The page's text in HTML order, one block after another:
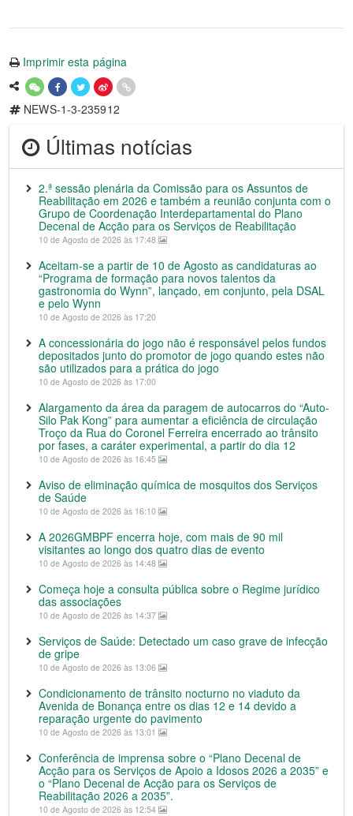
Imprimir esta página
NEWS-1-3-235912
Últimas notícias
2.ª sessão plenária da Comissão para os Assuntos de
Reabilitação em 2026 e também a reunião conjunta com o
Grupo de Coordenação Interdepartamental do Plano
Decenal de Acção para os Serviços de Reabilitação
10 de Agosto de 2026 às 17:48
Aceitam-se a partir de 10 de Agosto as candidaturas ao
“Programa de formação para novos talentos da
gastronomia do Wynn”, lançado, em conjunto, pela DSAL
e pelo Wynn
10 de Agosto de 2026 às 17:20
A concessionária do jogo não é responsável pelos fundos
depositados junto do promotor de jogo quando estes não
são utilizados para a prática do jogo
10 de Agosto de 2026 às 17:00
Alargamento da área da paragem de autocarros do “Auto-
Silo Pak Kong” para aumentar a eficiência de circulação
Troço da Rua do Coronel Ferreira encerrado ao trânsito
por fases, a caráter experimental, a partir do dia 12
10 de Agosto de 2026 às 16:45
Aviso de eliminação química de mosquitos dos Serviços
de Saúde
10 de Agosto de 2026 às 16:10
A 2026GMBPF encerra hoje, com mais de 90 mil
visitantes ao longo dos quatro dias de evento
10 de Agosto de 2026 às 14:48
Começa hoje a consulta pública sobre o Regime jurídico
das associações
10 de Agosto de 2026 às 14:37
Serviços de Saúde: Detectado um caso grave de infecção
de gripe
10 de Agosto de 2026 às 13:06
Condicionamento de trânsito nocturno no viaduto da
Avenida de Bonança entre os dias 12 e 14 devido a
reparação urgente do pavimento
10 de Agosto de 2026 às 13:01
Conferência de imprensa sobre o “Plano Decenal de
Acção para os Serviços de Apoio a Idosos 2026 a 2035” e
o “Plano Decenal de Acção para os Serviços de
Reabilitação 2026 a 2035”.
10 de Agosto de 2026 às 12:54